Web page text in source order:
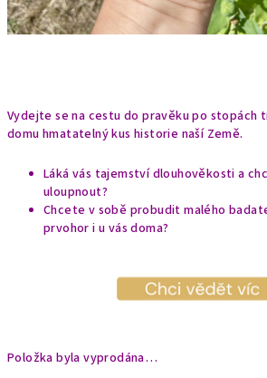
Vydejte se na cestu do pravěku po
domu hmatatelný kus historie naší Země.
Láká vás tajemství dlouhověkosti a
uloupnout?
Chcete v sobě probudit malého
prvohor i u vás doma?
Položka byla vyprodána…